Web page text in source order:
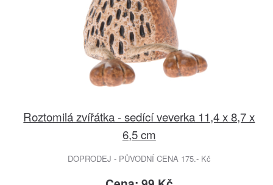
Roztomilá zvířátka - sedící veverka 11,4 x 8,7 x
6,5 cm
DOPRODEJ - PŮVODNÍ CENA 175.- Kč